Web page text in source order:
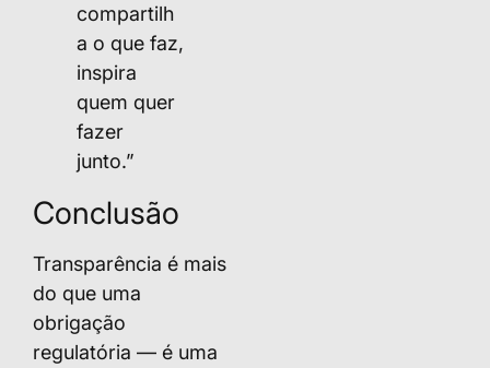
compartilh
a o que faz,
inspira
quem quer
fazer
junto.”
Conclusão
Transparência é mais
do que uma
obrigação
regulatória — é uma